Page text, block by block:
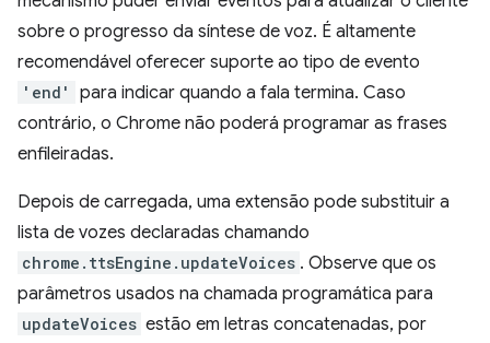
sobre o progresso da síntese de voz. É altamente
recomendável oferecer suporte ao tipo de evento
'end'
para indicar quando a fala termina. Caso
contrário, o Chrome não poderá programar as frases
enfileiradas.
Depois de carregada, uma extensão pode substituir a
lista de vozes declaradas chamando
chrome.ttsEngine.updateVoices . Observe que os
parâmetros usados na chamada programática para
updateVoices estão em letras concatenadas, por